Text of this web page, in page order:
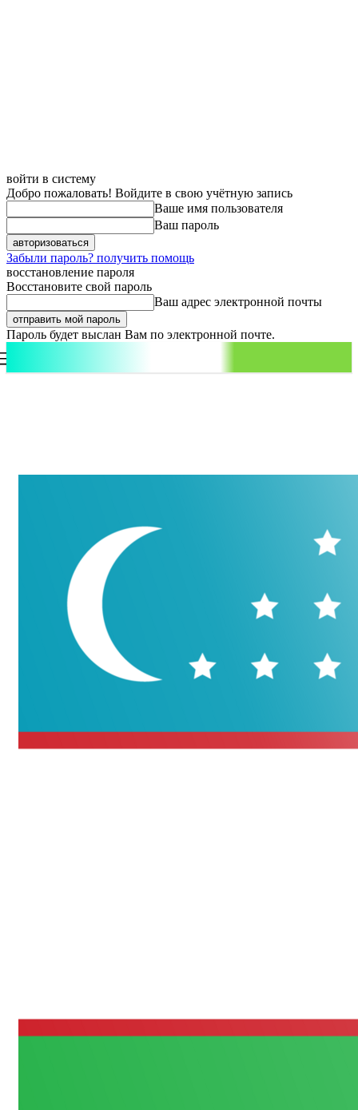
войти в систему
Добро пожаловать! Войдите в свою учётную запись
Ваше имя пользователя
Ваш пароль
Забыли пароль? получить помощь
восстановление пароля
Восстановите свой пароль
Ваш адрес электронной почты
Пароль будет выслан Вам по электронной почте.